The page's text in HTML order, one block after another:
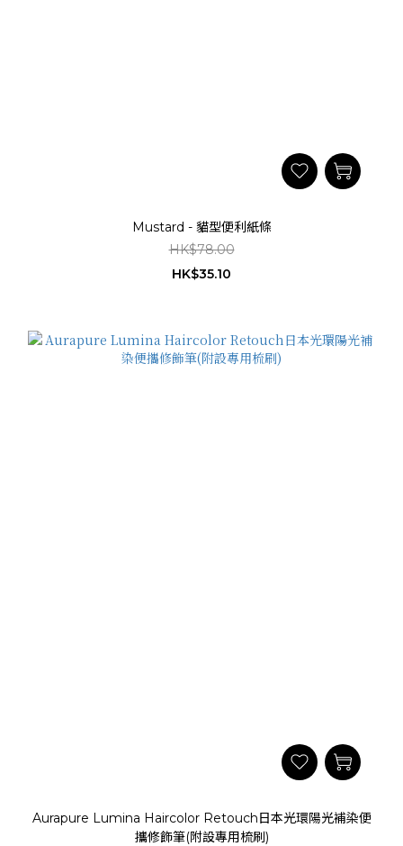
Mustard - 貓型便利紙條
HK$78.00
HK$35.10
Aurapure Lumina Haircolor Retouch日本光環陽光補染便
攜修飾筆(附設專用梳刷)